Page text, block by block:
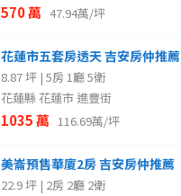
570 萬 47.94萬/坪
花蓮市五套房透天 吉安房仲推薦
8.87 坪 | 5房 1廳 5衛
花蓮縣 花蓮市 進豐街
1035 萬 116.69萬/坪
美崙預售華廈2房 吉安房仲推薦
22.9 坪 | 2房 2廳 2衛